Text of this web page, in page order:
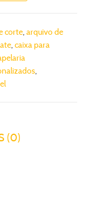
corte,arquivo de
,caixa para
,
(0)